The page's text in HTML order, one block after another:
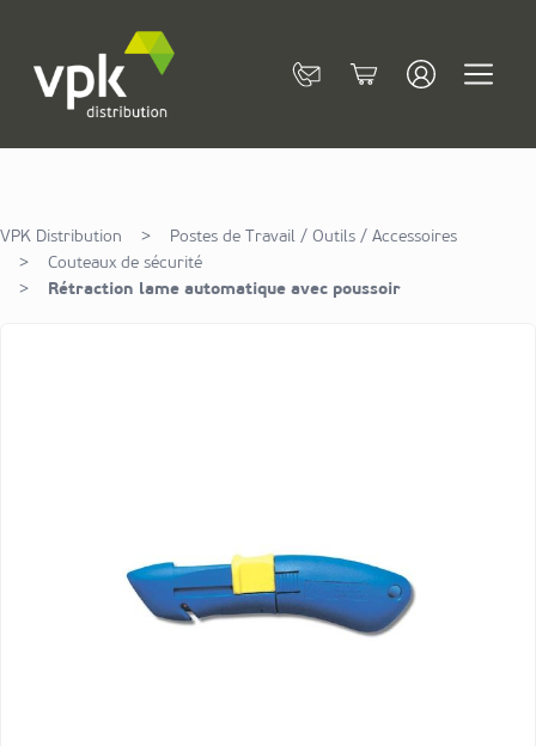
ContactCart
VPK Distribution >
Postes de Travail / Outils / Accessoires
>
Couteaux de sécurité
>
Rétraction lame automatique avec poussoir